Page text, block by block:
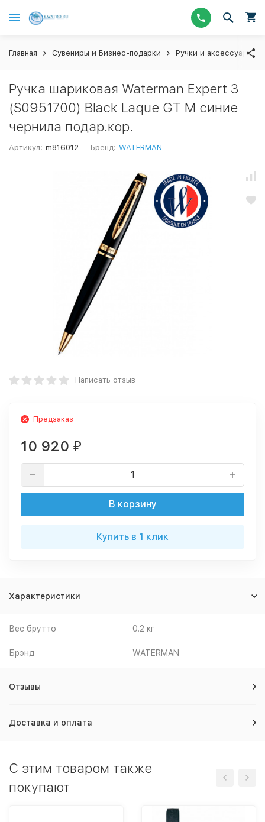
Главная Сувениры и Бизнес-подарки Ручки и аксессуары
Ручка шариковая Waterman Expert 3
(S0951700) Black Laque GT M синие
чернила подар.кор.
Артикул: m816012 Бренд: WATERMAN
Написать отзыв
Предзаказ
10 920 ₽
В корзину
Купить в 1 клик
Характеристики
Вес брутто 0.2 кг
Брэнд WATERMAN
Отзывы
Доставка и оплата
C этим товаром также
покупают